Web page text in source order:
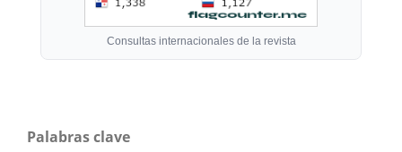
Consultas internacionales de la revista
Palabras clave